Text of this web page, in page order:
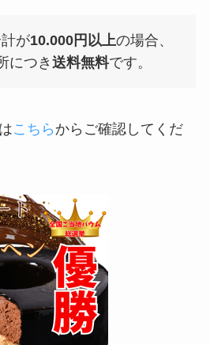
が10.000円以上の場合、
につき送料無料です。
こちら からご確認してくだ